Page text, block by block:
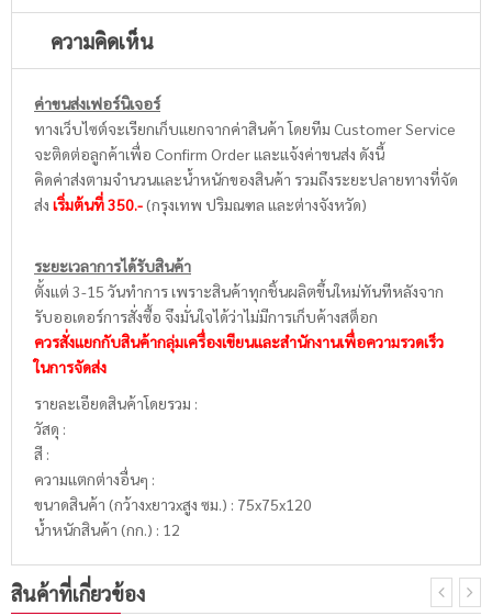
ความคิดเห็น
ค่าขนส่งเฟอร์นิเจอร์
ทางเว็บไซต์จะเรียกเก็บแยกจากค่าสินค้า โดยทีม Customer Service
จะติดต่อลูกค้าเพื่อ Confirm Order และแจ้งค่าขนส่ง ดังนี้
คิดค่าส่งตามจำนวนและน้ำหนักของสินค้า รวมถึงระยะปลายทางที่จัด
ส่ง เริ่มต้นที่ 350.-(กรุงเทพ ปริมณฑล และต่างจังหวัด)
ระยะเวลาการได้รับสินค้า
ตั้งแต่ 3-15 วันทำการ เพราะสินค้าทุกชิ้นผลิตขึ้นใหม่ทันทีหลังจาก
รับออเดอร์การสั่งซื้อ จึงมั่นใจได้ว่าไม่มีการเก็บค้างสต็อก
ควรสั่งแยกกับสินค้ากลุ่มเครื่องเขียนและสำนักงานเพื่อความรวดเร็ว
ในการจัดส่ง
รายละเอียดสินค้าโดยรวม :
วัสดุ :
สี :
ความแตกต่างอื่นๆ :
ขนาดสินค้า (กว้างxยาวxสูง ซม.) : 75x75x120
น้ำหนักสินค้า (กก.) : 12
สินค้าที่เกี่ยวข้อง